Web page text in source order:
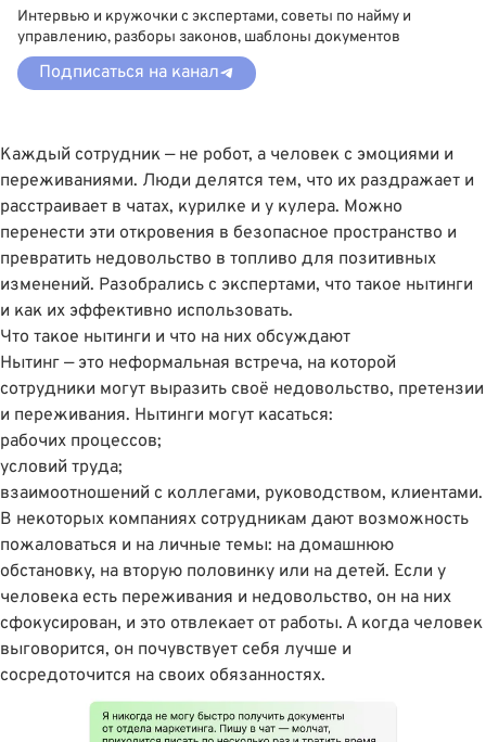
Каждый сотрудник — не робот, а человек с эмоциями и
переживаниями. Люди делятся тем, что их раздражает и
расстраивает в чатах, курилке и у кулера. Можно
перенести эти откровения в безопасное пространство и
превратить недовольство в топливо для позитивных
изменений. Разобрались с экспертами, что такое нытинги
и как их эффективно использовать.
Что такое нытинги и что на них обсуждают
Нытинг — это неформальная встреча, на которой
сотрудники могут выразить своё недовольство, претензии
и переживания. Нытинги могут касаться:
рабочих процессов;
условий труда;
взаимоотношений с коллегами, руководством, клиентами.
В некоторых компаниях сотрудникам дают возможность
пожаловаться и на личные темы: на домашнюю
обстановку, на вторую половинку или на детей. Если у
человека есть переживания и недовольство, он на них
сфокусирован, и это отвлекает от работы. А когда человек
выговорится, он почувствует себя лучше и
сосредоточится на своих обязанностях.
Интервью и кружочки с экспертами, советы по найму и
управлению, разборы законов, шаблоны документов
Подписаться на канал